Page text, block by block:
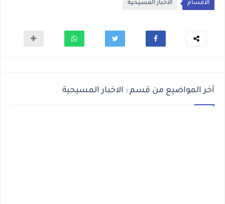
الأقسام الاخبار المسيحية
أخر المواضيع من قسم : الاخبار المسيحية